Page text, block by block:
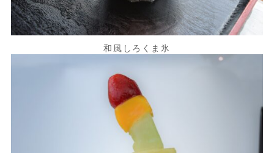
和風しろくま氷